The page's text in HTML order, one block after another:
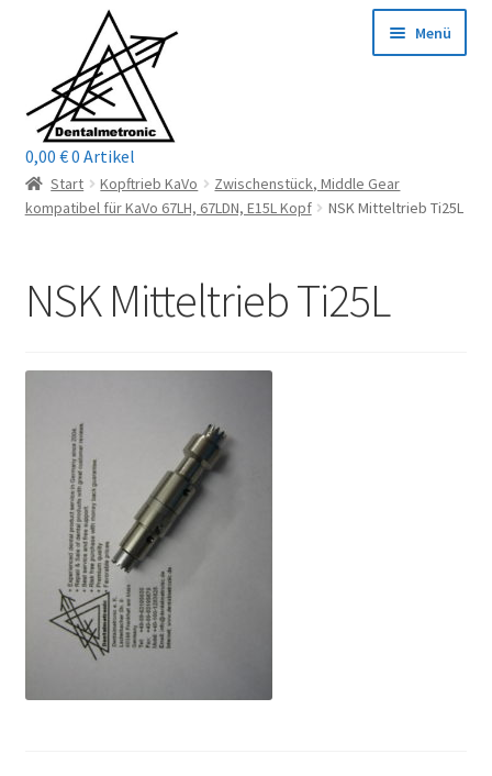
Navigation
springen
springen
Menü
Home
Mein Konto / Login
Wichtige Infos
Unsere Firma
Warenkorb
Stellenangebote
0,00 €0 Artikel
Start Kopftrieb KaVo
Zwischenstück, Middle Gear
kompatibel für KaVo 67LH, 67LDN, E15L Kopf
NSK Mitteltrieb Ti25L
NSK Mitteltrieb Ti25L